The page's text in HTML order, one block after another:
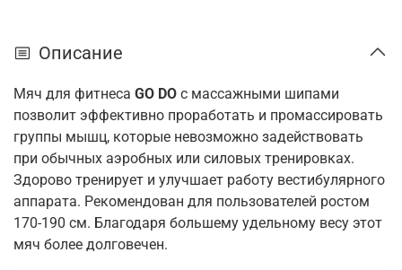
Описание
Мяч для фитнеса GO DO с массажными шипами
позволит эффективно проработать и промассировать
группы мышц, которые невозможно задействовать
при обычных аэробных или силовых тренировках.
Здорово тренирует и улучшает работу вестибулярного
аппарата. Рекомендован для пользователей ростом
170-190 см. Благодаря большему удельному весу этот
мяч более долговечен.